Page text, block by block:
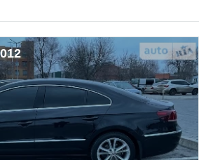
мотора на пробеге в 120 тыс.км.
компрессор кондиционера со
дорогим ремонтом, почти как
был заменен датчик давления
Самый большой недостаток
Коробка не для городских
Я устал использовать спорт или
тогда машина очень дёрганная
в обслуживании volkswagen меня
как на бмв ф серии. А так
который в пути точно не